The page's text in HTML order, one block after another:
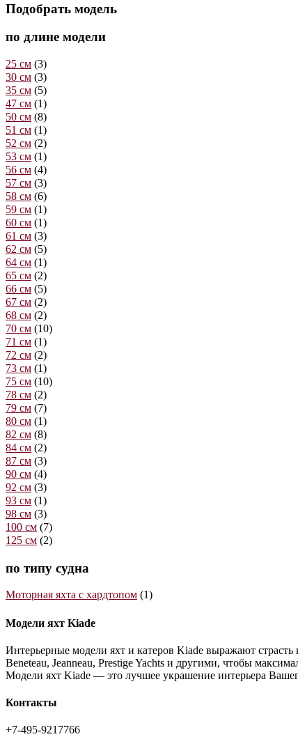
Подобрать модель
по длине модели
25 см (3)
30 см (3)
35 см (5)
47 см (1)
50 см (8)
51 см (1)
52 см (2)
53 см (1)
56 см (4)
57 см (3)
58 см (6)
59 см (1)
60 см (1)
61 см (3)
62 см (5)
64 см (1)
65 см (2)
66 см (5)
67 см (2)
68 см (2)
70 см (10)
71 см (1)
72 см (2)
73 см (1)
75 см (10)
78 см (2)
79 см (7)
80 см (1)
82 см (8)
84 см (2)
87 см (3)
90 см (4)
92 см (3)
93 см (1)
98 см (3)
100 см (7)
125 см (2)
по типу судна
Моторная яхта с хардтопом (1)
Модели яхт Kiade
Интерьерные модели яхт и катеров Kiade выражают
Beneteau, Jeanneau, Prestige Yachts и другими, чтобы
Модели яхт Kiade — это лучшее украшение интерьера
Контакты
+7-495-9217766